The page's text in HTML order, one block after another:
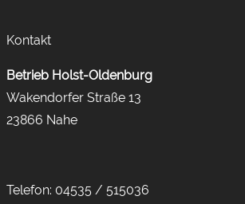
Kontakt
Betrieb Holst-Oldenburg
Wakendorfer Straße 13
23866 Nahe
Telefon: 04535 / 515036